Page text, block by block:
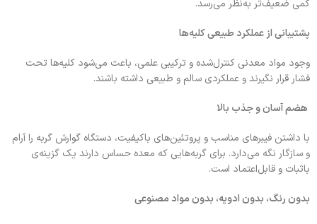
کمی ضعیف‌تر به‌نظر می‌رسد.
پشتیبانی از عملکرد طبیعی کلیه‌ها
وجود مواد معدنی کنترل‌شده و ترکیبی علمی، باعث می‌شود کلیه‌ها تحت
فشار قرار نگیرند و عملکردی سالم و طبیعی داشته باشند.
هضم آسان و جذب بالا
با داشتن فیبرهای مناسب و پروتئین‌های باکیفیت، دستگاه گوارش گربه را آرام
و سازگار نگه می‌دارد. برای گربه‌هایی که معده حساس دارند یک گزینه‌ی
باثبات و قابل‌اعتماد است.
بدون رنگ، بدون ادویه، بدون مواد مصنوعی